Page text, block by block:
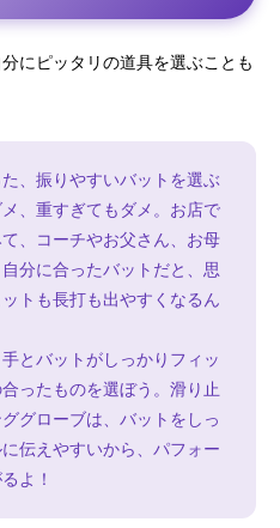
にピッタリの道具を選ぶことも
、振りやすいバットを選ぶ
、重すぎてもダメ。お店で
、コーチやお父さん、お母
分に合ったバットだと、思
トも長打も出やすくなるん
手とバットがしっかりフィッ
ったものを選ぼう。滑り止
グローブは、バットをしっ
伝えやすいから、パフォー
よ！